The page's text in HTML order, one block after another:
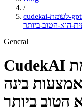
/
cudekai-לעומת-gptzero-
הוא-הטוב-ביותר
General
CudekAI לעומת GPTZero –
בינה